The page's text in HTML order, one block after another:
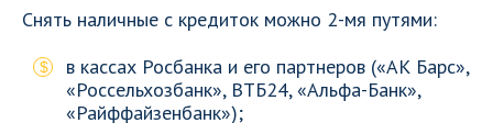
Снять наличные с кредиток можно 2-мя путями:
в кассах Росбанка и его партнеров («АК Барс»,
«Россельхозбанк», ВТБ24, «Альфа-Банк»,
«Райффайзенбанк»);